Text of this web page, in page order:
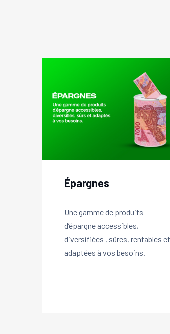
Épargnes
Une gamme de produits
d’épargne accessibles,
diversifiées , sûres, rentables et
adaptées à vos besoins.